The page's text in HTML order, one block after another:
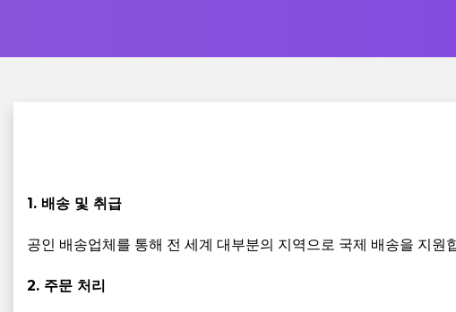
1. 배송 및 취급
공인 배송업체를 통해 전 세계 대부분의 지역으로 국제 배송을 지원
2. 주문 처리